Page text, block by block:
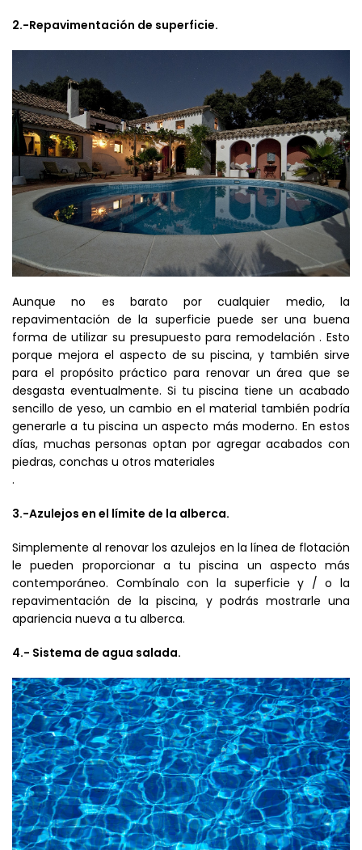
2.-Repavimentación de superficie.
Aunque no es barato por cualquier medio, la
repavimentación de la superficie puede ser una buena
forma de utilizar su presupuesto para remodelación . Esto
porque mejora el aspecto de su piscina, y también sirve
para el propósito práctico para renovar un área que se
desgasta eventualmente. Si tu piscina tiene un acabado
sencillo de yeso, un cambio en el material también podría
generarle a tu piscina un aspecto más moderno. En estos
días, muchas personas optan por agregar acabados con
piedras, conchas u otros materiales
.
3.-Azulejos en el límite de la alberca.
Simplemente al renovar los azulejos en la línea de flotación
le pueden proporcionar a tu piscina un aspecto más
contemporáneo. Combínalo con la superficie y / o la
repavimentación de la piscina, y podrás mostrarle una
apariencia nueva a tu alberca.
4.- Sistema de agua salada.